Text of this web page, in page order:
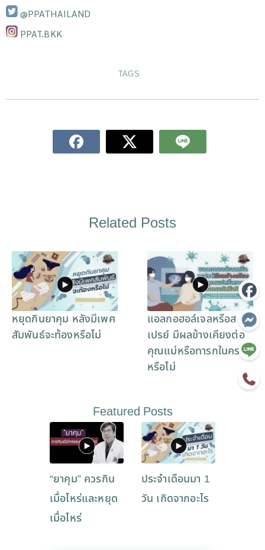
@PPATHAILAND
PPAT.BKK
TAGS
Related Posts
หยุดกินยาคุม หลังมีเพศ
สัมพันธ์จะท้องหรือไม่
แอลกอฮอล์เจลหรือส
เปรย์ มีผลข้างเคียงต่อ
คุณแม่หรือทารกในครรภ์
หรือไม่
Featured Posts
“ยาคุม” ควรกิน
เมื่อไหร่และหยุด
เมื่อไหร่
ประจำเดือนมา 1
วัน เกิดจากอะไร